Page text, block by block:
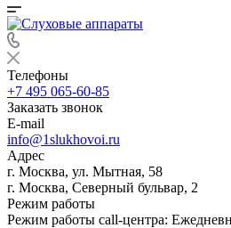
Телефоны
+7 495 065-60-85
Заказать звонок
E-mail
info@1slukhovoi.ru
Адрес
г. Москва, ул. Мытная, 58
г. Москва, Северный бульвар, 2
Режим работы
Режим работы call-центра: